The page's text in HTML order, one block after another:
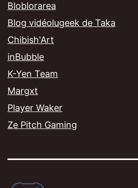
Bloblorarea
Blog vidéolugeek de Taka
Chibish'Art
inBubble
K-Yen Team
Margxt
Player Waker
Ze Pitch Gaming